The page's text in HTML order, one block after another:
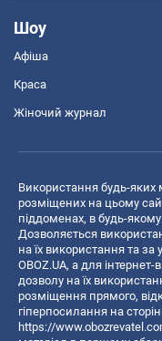
Шоу
Афіша
Краса
Жіночий журнал
Використання будь-яких
розміщених на цьому
піддоменах, в будь-
Дозволяється
на їх використання та
OBOZ.UA, а для
дозволу на їх
розміщення прямого,
гіперпосилання на
https://